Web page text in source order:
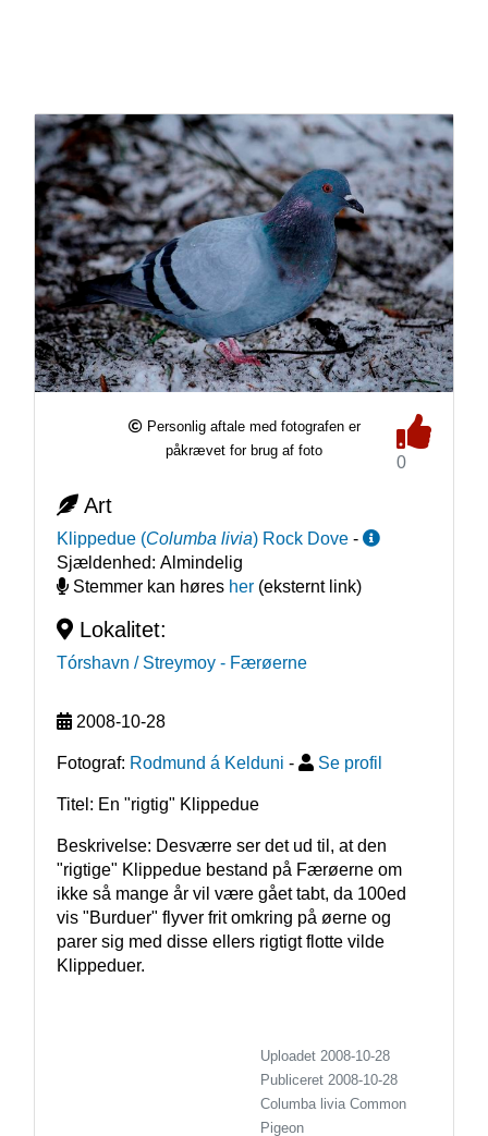
Personlig aftale med fotografen er
påkrævet for brug af foto
0
Art
Klippedue (Columba livia) Rock Dove -
Sjældenhed: Almindelig
Stemmer kan høres her(eksternt link)
Lokalitet:
Tórshavn / Streymoy - Færøerne
2008-10-28
Fotograf: Rodmund á Kelduni - Se profil
Titel: En "rigtig" Klippedue
Beskrivelse: Desværre ser det ud til, at den
"rigtige" Klippedue bestand på Færøerne om
ikke så mange år vil være gået tabt, da 100ed
vis "Burduer" flyver frit omkring på øerne og
parer sig med disse ellers rigtigt flotte vilde
Klippeduer.
Uploadet 2008-10-28
Publiceret 2008-10-28
Columba livia Common
Pigeon